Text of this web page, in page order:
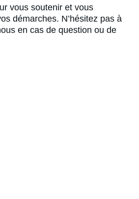
vous soutenir et vous
démarches. N’hésitez pas à
en cas de question ou de